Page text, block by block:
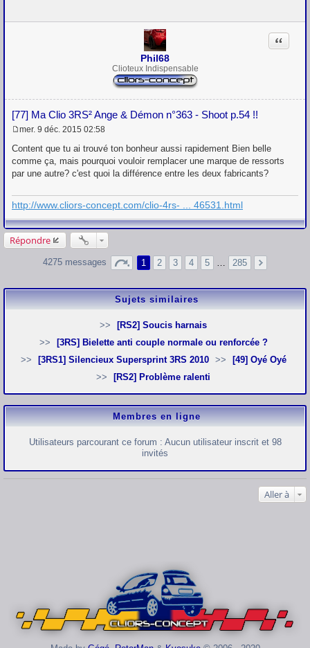
a
Phil68
Clioteux Indispensable
[77] Ma Clio 3RS² Ange & Démon n°363 - Shoot p.54 !!
Citation
e
s
a
e
mer. 9 déc. 2015 02:58
Content que tu ai trouvé ton bonheur aussi rapidement Bien belle
comme ça, mais pourquoi vouloir remplacer une marque de ressorts
par une autre? c'est quoi la différence entre les deux fabricants?
http://www.cliors-concept.com/clio-4rs- ... 46531.html
Répondre
4275 messages 1 2 3 4 5 … 285
Sujets similaires
[RS2] Soucis harnais
[3RS] Bielette anti couple normale ou renforcée ?
[3RS1] Silencieux Supersprint 3RS 2010
[49] Oyé Oyé
[RS2] Problème ralenti
Membres en ligne
Utilisateurs parcourant ce forum : Aucun utilisateur inscrit et 98
invités
Aller à